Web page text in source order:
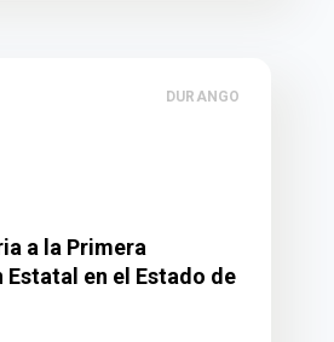
DURANGO
a la Primera
Estatal en el Estado de